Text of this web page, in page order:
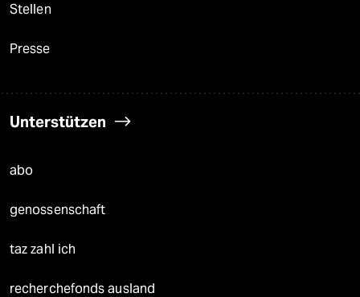
Stellen
Presse
Unterstützen
abo
genossenschaft
taz zahl ich
recherchefonds ausland